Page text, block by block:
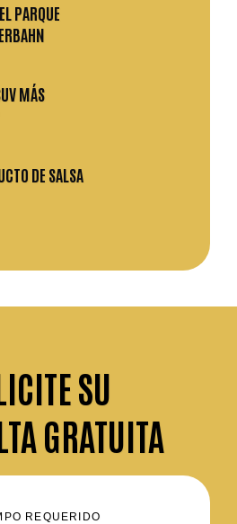
PARQUE
MÁS
DE SALSA
SU
GRATUITA
REQUERIDO